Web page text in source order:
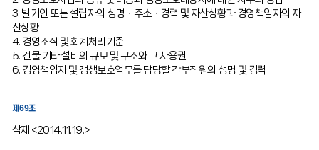
3. 발기인 또는 설립자의 성명ㆍ주소ㆍ경력 및 자산상황과 경영책임자의 자
산상황
4. 경영조직 및 회계처리기준
5. 건물 기타 설비의 규모 및 구조와 그 사용권
6. 경영책임자 및 갱생보호업무를 담당할 간부직원의 성명 및 경력
제69조
삭제 <2014.11.19.>